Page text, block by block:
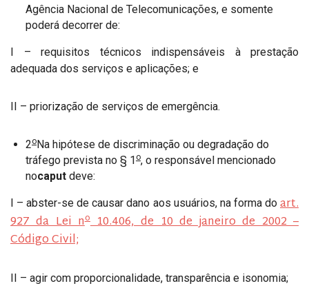
Agência Nacional de Telecomunicações, e somente
poderá decorrer de:
I – requisitos técnicos indispensáveis à prestação
adequada dos serviços e aplicações; e
II – priorização de serviços de emergência.
2oNa hipótese de discriminação ou degradação do
tráfego prevista no § 1 o, o responsável mencionado
nocaput deve:
I – abster-se de causar dano aos usuários, na forma do art.
927 da Lei no10.406, de 10 de janeiro de 2002 –
Código Civil;
II – agir com proporcionalidade, transparência e isonomia;